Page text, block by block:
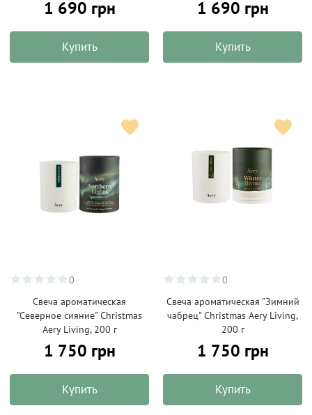
1 690 грн
Купить
1 690 грн
Купить
0
Свеча ароматическая
"Северное сияние" Christmas
Aery Living, 200 г
1 750 грн
Купить
0
Свеча ароматическая "Зимний
чабрец" Christmas Aery Living,
200 г
1 750 грн
Купить